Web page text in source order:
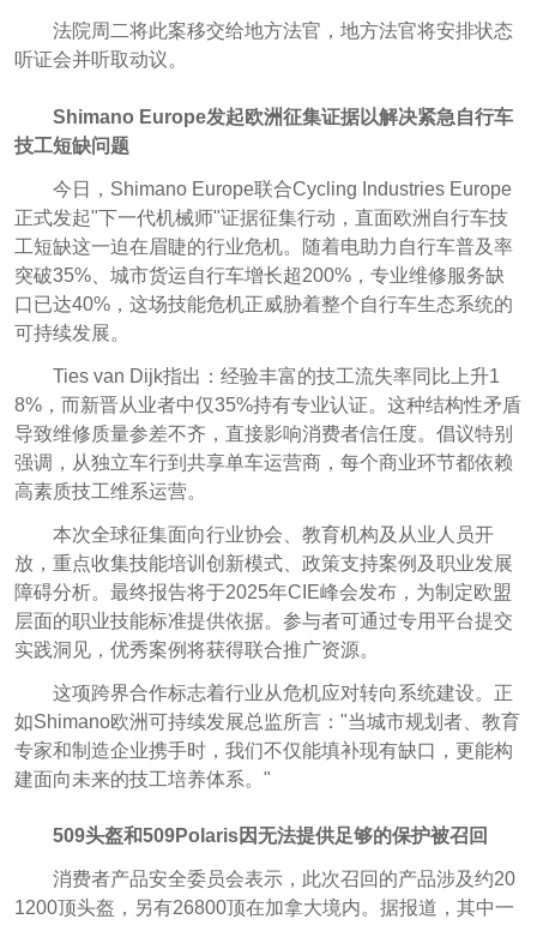
法院周二将此案移交给地方法官，地方法官将安排状态
听证会并听取动议。
Shimano Europe发起欧洲征集证据以解决紧急自行车
技工短缺问题
今日，Shimano Europe联合Cycling Industries Europe
正式发起"下一代机械师"证据征集行动，直面欧洲自行车技
工短缺这一迫在眉睫的行业危机。随着电助力自行车普及率
突破35%、城市货运自行车增长超200%，专业维修服务缺
口已达40%，这场技能危机正威胁着整个自行车生态系统的
可持续发展。
Ties van Dijk指出：经验丰富的技工流失率同比上升1
8%，而新晋从业者中仅35%持有专业认证。这种结构性矛盾
导致维修质量参差不齐，直接影响消费者信任度。倡议特别
强调，从独立车行到共享单车运营商，每个商业环节都依赖
高素质技工维系运营。
本次全球征集面向行业协会、教育机构及从业人员开
放，重点收集技能培训创新模式、政策支持案例及职业发展
障碍分析。最终报告将于2025年CIE峰会发布，为制定欧盟
层面的职业技能标准提供依据。参与者可通过专用平台提交
实践洞见，优秀案例将获得联合推广资源。
这项跨界合作标志着行业从危机应对转向系统建设。正
如Shimano欧洲可持续发展总监所言："当城市规划者、教育
专家和制造企业携手时，我们不仅能填补现有缺口，更能构
建面向未来的技工培养体系。"
509头盔和509Polaris因无法提供足够的保护被召回
消费者产品安全委员会表示，此次召回的产品涉及约20
1200顶头盔，另有26800顶在加拿大境内。据报道，其中一